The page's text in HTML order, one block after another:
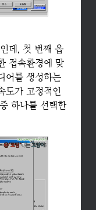
데, 첫 번째 옵
접속환경에 맞
어를 생성하는
도가 고정적인
하나를 선택한